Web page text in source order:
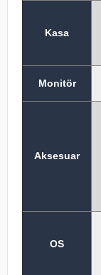
Kasa
Monitör
Aksesuar
OS